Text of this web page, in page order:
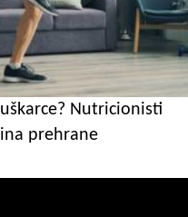
Nutricionisti
prehrane